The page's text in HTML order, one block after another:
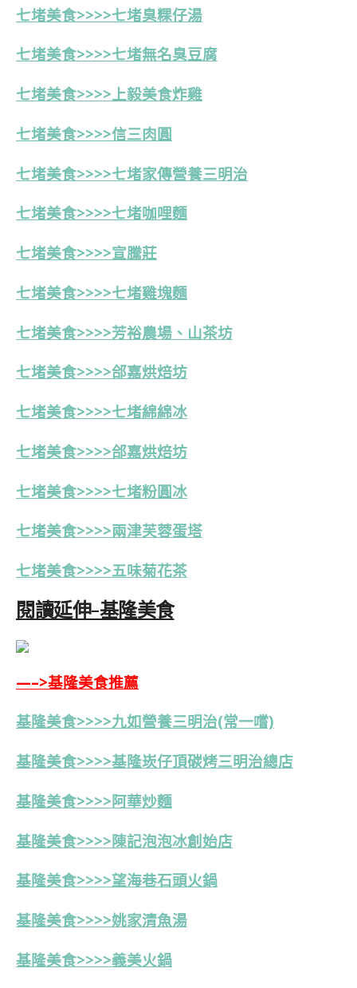
七堵美食>>>>七堵臭粿仔湯
七堵美食>>>>七堵無名臭豆腐
七堵美食>>>>上毅美食炸雞
七堵美食>>>>信三肉圓
七堵美食>>>>七堵家傳營養三明治
七堵美食>>>>七堵咖哩麵
七堵美食>>>>宣騰莊
七堵美食>>>>七堵雞塊麵
七堵美食>>>>芳裕農場、山茶坊
七堵美食>>>>郃嘉烘焙坊
七堵美食>>>>七堵綿綿冰
七堵美食>>>>郃嘉烘焙坊
七堵美食>>>>七堵粉圓冰
七堵美食>>>>兩津芙蓉蛋塔
七堵美食>>>>五味菊花茶
閱讀延伸-基隆美食
—–>基隆美食推薦
基隆美食>>>>九如營養三明治(常一嚐)
基隆美食>>>>基隆崁仔頂碳烤三明治總店
基隆美食>>>>阿華炒麵
基隆美食>>>>陳記泡泡冰創始店
基隆美食>>>>望海巷石頭火鍋
基隆美食>>>>姚家清魚湯
基隆美食>>>>義美火鍋